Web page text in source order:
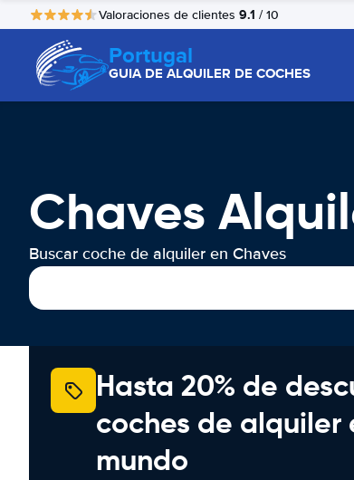
Valoraciones de clientes 9.1 / 10
Portugal
GUIA DE ALQUILER DE COCHES
Chaves
Buscar coche de alquiler en Chaves
Hasta 20% de
coches de alquiler
mundo